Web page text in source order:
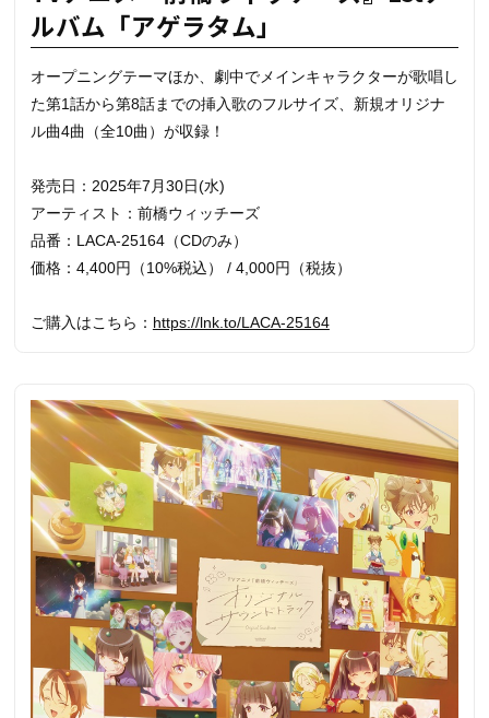
ルバム「アゲラタム」
オープニングテーマほか、劇中でメインキャラクターが歌唱し
た第1話から第8話までの挿入歌のフルサイズ、新規オリジナ
ル曲4曲（全10曲）が収録！
発売日：2025年7月30日(水)
アーティスト：前橋ウィッチーズ
品番：LACA-25164（CDのみ）
価格：4,400円（10%税込） / 4,000円（税抜）
ご購入はこちら： https://lnk.to/LACA-25164